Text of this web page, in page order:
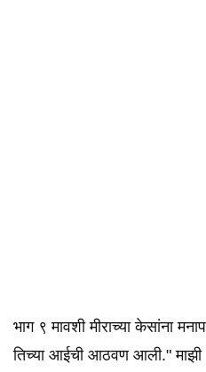
भाग ९ मावशी मीराच्या केसांना
तिच्या आईची आठवण आली."